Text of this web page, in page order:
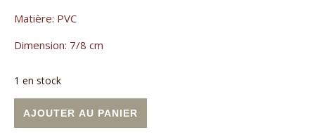
Matière: PVC
Dimension: 7/8 cm
1 en stock
AJOUTER AU PANIER